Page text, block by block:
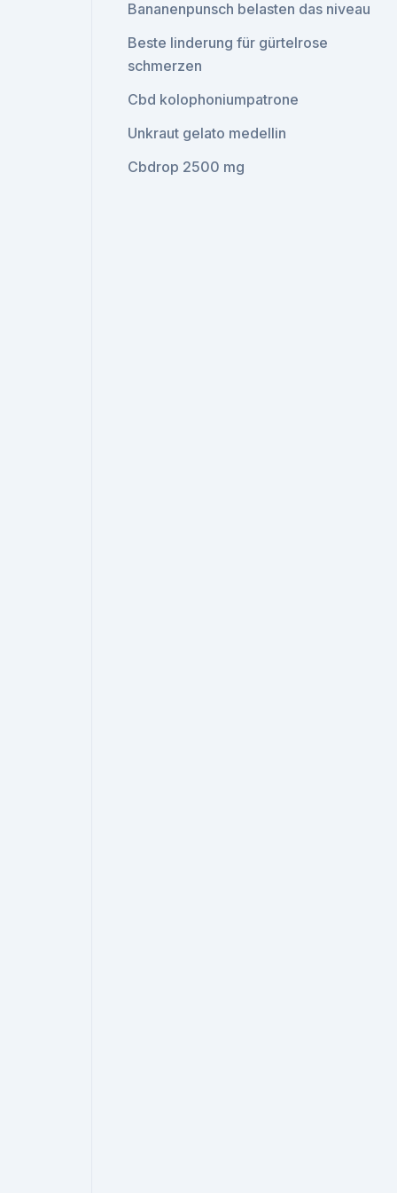
Bananenpunsch belasten das niveau
Beste linderung für gürtelrose
schmerzen
Cbd kolophoniumpatrone
Unkraut gelato medellin
Cbdrop 2500 mg